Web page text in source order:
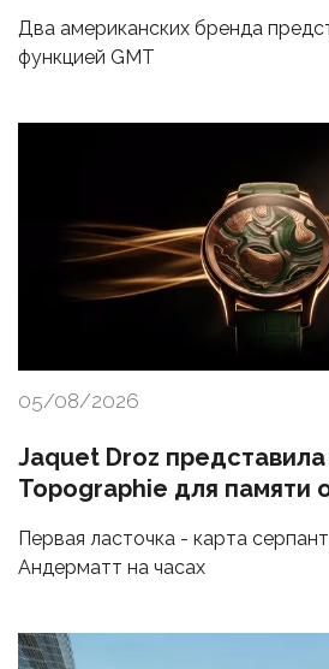
Два американских бренда
функцией GMT
05/08/2026
Jaquet Droz
Topographie для памяти
Первая ласточка - карта
Андерматт на часах